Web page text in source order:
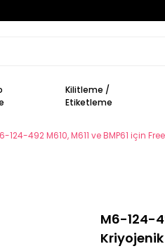
Kilitleme /
Etiketleme
124-492 M610, M611 ve BMP61 için
M6-124-
Kriyojenik